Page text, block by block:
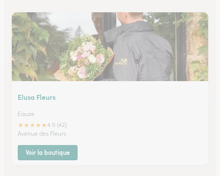
Elusa Fleurs
Eauze
★★★★★4.5 (42)
Avenue des Fleurs
Voir la boutique